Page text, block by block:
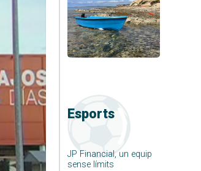
Esports
JP Financial, un equip
sense límits